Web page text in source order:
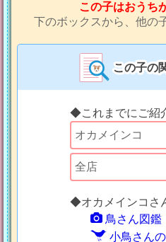
この子はおうち
下のボックスから、他の
この子の
◆これまでにご紹
◆オカメインコさ
鳥さん図鑑
小鳥さん